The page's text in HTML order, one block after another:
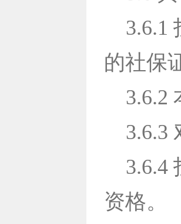
3.6.1
的社保
3.6.2
3.6.3
3.6.4
资格。